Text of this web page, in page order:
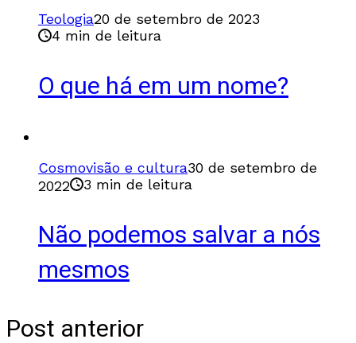
Teologia20 de setembro de 2023
4 min de leitura
O que há em um nome?
Cosmovisão e cultura30 de setembro de
2022
3 min de leitura
Não podemos salvar a nós
mesmos
Post anterior